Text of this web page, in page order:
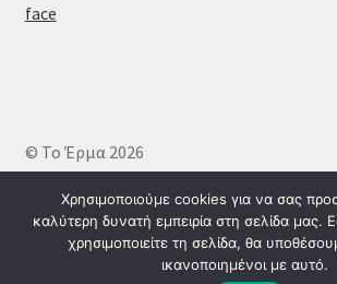
© Το Έρμα 2026
Πολιτική απορρήτου
Δημιουργημένο
WooCommerce.
Χρησιμοποιούμε cookies για να σας
καλύτερη δυνατή εμπειρία στη σελίδα μας.
χρησιμοποιείτε τη σελίδα, θα
ικανοποιημένοι με αυτό.